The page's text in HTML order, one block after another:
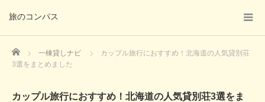
旅のコンパス
Home 一棟貸しナビ
カップル旅行におすすめ！北海道の人気貸別荘
3選をまとめました
カップル旅行におすすめ！北海道の人気貸別荘3選をま